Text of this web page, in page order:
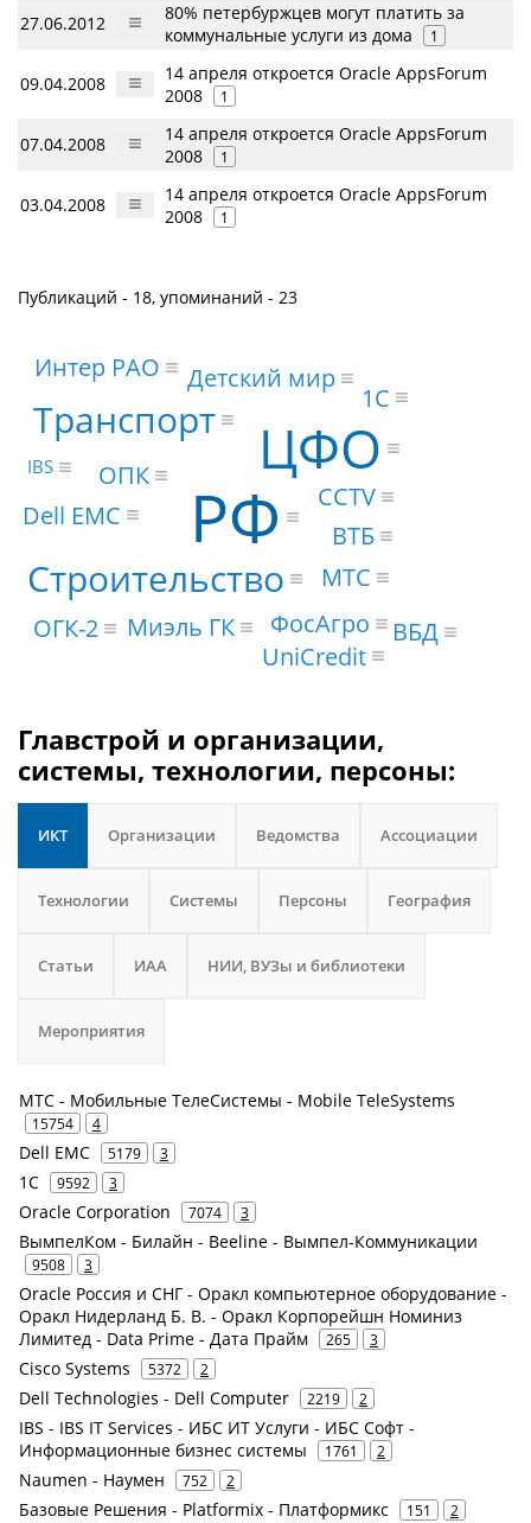
27.06.2012
80% петербуржцев могут платить за
коммунальные услуги из дома
1
09.04.2008
14 апреля откроется Oracle AppsForum
2008
1
07.04.2008
14 апреля откроется Oracle AppsForum
2008
1
03.04.2008
14 апреля откроется Oracle AppsForum
2008
1
Публикаций - 18, упоминаний - 23
РФ
ЦФО
Строительство
Транспорт
МТС
ВТБ
CCTV
ОПК
Dell EMC
1С
ОГК-2 Миэль ГК ФосАгро
Детский мир
Интер РАО
ВБД
UniCredit
IBS
Главстрой и организации,
системы, технологии, персоны:
ИКТ Организации Ведомства Ассоциации
Технологии Системы Персоны География
Статьи ИАА НИИ, ВУЗы и библиотеки
Мероприятия
МТС - Мобильные ТелеСистемы - Mobile TeleSystems
15754 4
Dell EMC 5179 3
1С 9592 3
Oracle Corporation 7074 3
ВымпелКом - Билайн - Beeline - Вымпел-Коммуникации
9508 3
Oracle Россия и СНГ - Оракл компьютерное оборудование -
Оракл Нидерланд Б. В. - Оракл Корпорейшн Номиниз
Лимитед - Data Prime - Дата Прайм
265 3
Cisco Systems 5372 2
Dell Technologies - Dell Computer 2219 2
IBS - IBS IT Services - ИБС ИТ Услуги - ИБС Софт -
Информационные бизнес системы
1761 2
Naumen - Наумен 752 2
Базовые Решения - Platformix - Платформикс 151 2